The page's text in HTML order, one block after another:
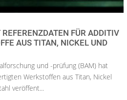
FÜR ADDITIV
AUS TITAN, NICKEL UND
und -prüfung (BAM) hat
Werkstoffen aus Titan, Nickel
veröffent...